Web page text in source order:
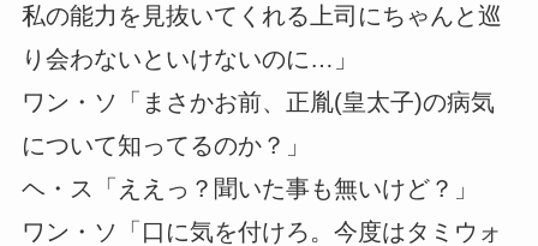
私の能力を見抜いてくれる上司にちゃんと巡
り会わないといけないのに…」
ワン・ソ「まさかお前、正胤(皇太子)の病気
について知ってるのか？」
ヘ・ス「ええっ？聞いた事も無いけど？」
ワン・ソ「口に気を付けろ。今度はタミウォ